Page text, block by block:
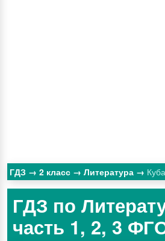
ГДЗ 2 класс Литература
ГДЗ по
часть 1, 2, 3